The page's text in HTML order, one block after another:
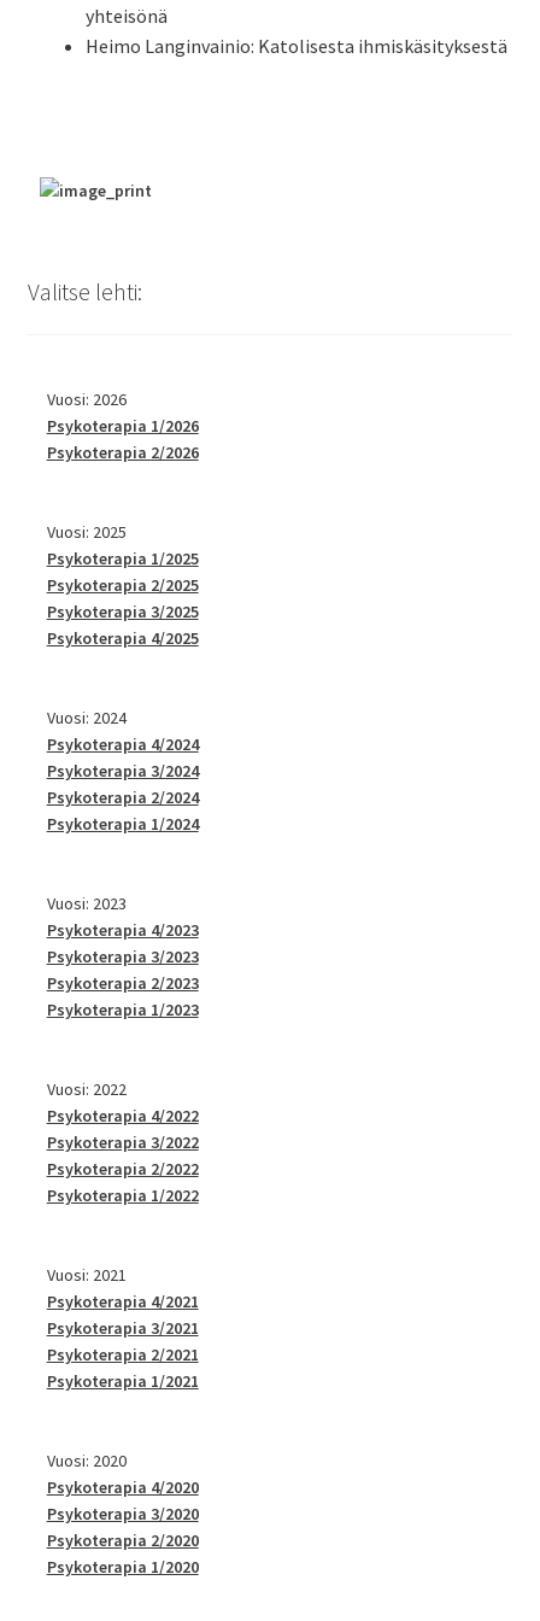
yhteisönä
Heimo Lang­in­vainio: Katolis­es­ta ihmiskäsityksestä
Valitse lehti:
Vuosi: 2026
Psykoterapia 1/2026
Psykoterapia 2/2026
Vuosi: 2025
Psykoterapia 1/2025
Psykoterapia 2/2025
Psykoterapia 3/2025
Psykoterapia 4/2025
Vuosi: 2024
Psykoterapia 4/2024
Psykoterapia 3/2024
Psykoterapia 2/2024
Psykoterapia 1/2024
Vuosi: 2023
Psykoterapia 4/2023
Psykoterapia 3/2023
Psykoterapia 2/2023
Psykoterapia 1/2023
Vuosi: 2022
Psykoterapia 4/2022
Psykoterapia 3/2022
Psykoterapia 2/2022
Psykoterapia 1/2022
Vuosi: 2021
Psykoterapia 4/2021
Psykoterapia 3/2021
Psykoterapia 2/2021
Psykoterapia 1/2021
Vuosi: 2020
Psykoterapia 4/2020
Psykoterapia 3/2020
Psykoterapia 2/2020
Psykoterapia 1/2020